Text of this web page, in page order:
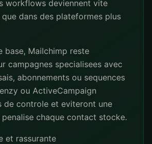
workflows deviennent vite
dans des plateformes plus
base, Mailchimp reste
campagnes specialisees avec
abonnements ou sequences
ou ActiveCampaign
de controle et eviteront une
chaque contact stocke.
et rassurante